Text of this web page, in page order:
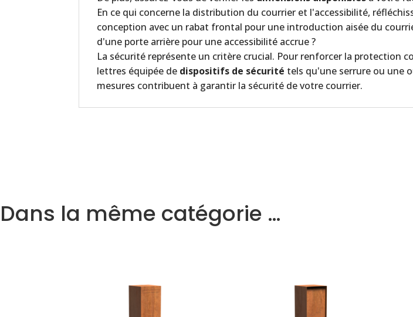
En ce qui concerne la distribution du courrier et l'accessibilité,
conception avec un rabat frontal pour une introduction aisée du
d'une porte arrière pour une accessibilité accrue ?
La sécurité représente un critère crucial. Pour renforcer la protection
lettres équipée de dispositifs de sécurité tels qu'une serrure ou une
mesures contribuent à garantir la sécurité de votre courrier.
Dans la même catégorie …